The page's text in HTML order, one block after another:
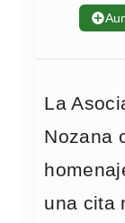
➕
La
Nozana
una cita